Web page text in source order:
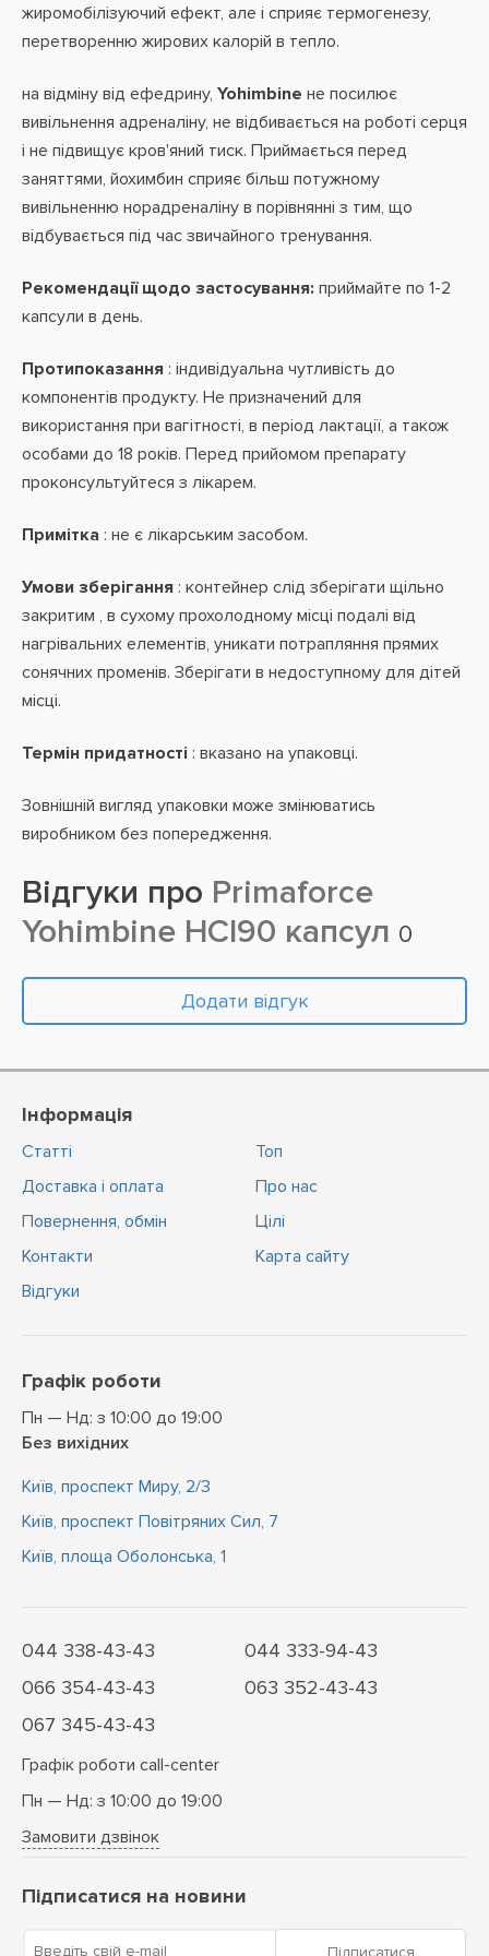
жиромобілізуючий ефект, але і сприяє термогенезу,
перетворенню жирових калорій в тепло.
на відміну від ефедрину, Yohimbine не посилює
вивільнення адреналіну, не відбивається на роботі серця
і не підвищує кров'яний тиск. Приймається перед
заняттями, йохимбин сприяє більш потужному
вивільненню норадреналіну в порівнянні з тим, що
відбувається під час звичайного тренування.
Рекомендації щодо застосування: приймайте по 1-2
капсули в день.
Протипоказання : індивідуальна чутливість до
компонентів продукту. Не призначений для
використання при вагітності, в період лактації, а також
особами до 18 років. Перед прийомом препарату
проконсультуйтеся з лікарем.
Примітка : не є лікарським засобом.
Умови зберігання : контейнер слід зберігати щільно
закритим , в сухому прохолодному місці подалі від
нагрівальних елементів, уникати потрапляння прямих
сонячних променів. Зберігати в недоступному для дітей
місці.
Термін придатності : вказано на упаковці.
Зовнішній вигляд упаковки може змінюватись
виробником без попередження.
Відгуки про Primaforce
Yohimbine HCl90 капсул 0
Додати відгук
Інформація
Статті
Доставка і оплата
Повернення, обмін
Контакти
Відгуки
Топ
Про нас
Цiлi
Карта сайту
Графік роботи
Пн — Нд: з 10:00 до 19:00
Без вихідних
Київ, проспект Миру, 2/3
Київ, проспект Повітряних Сил, 7
Київ, площа Оболонська, 1
044 338-43-43
044 333-94-43
066 354-43-43
063 352-43-43
067 345-43-43
Графік роботи call-center
Пн — Нд: з 10:00 до 19:00
Замовити дзвінок
Підписатися на новини
Введіть свій e-mail Підписатися